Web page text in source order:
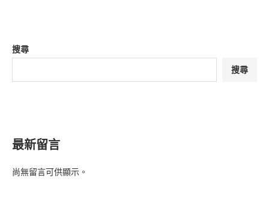
搜尋
搜尋
最新留言
尚無留言可供顯示。